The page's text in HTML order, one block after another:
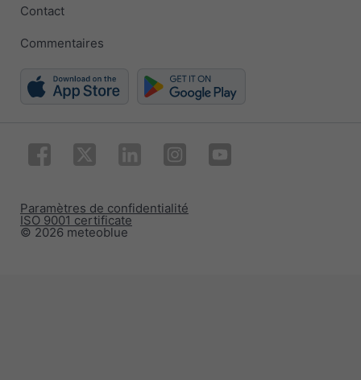
Contact
Commentaires
© 2026 meteoblue
ISO 9001 certificate
Paramètres de confidentialité